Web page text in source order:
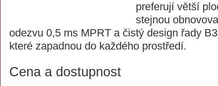
preferují větší
stejnou
odezvu 0,5 ms MPRT a čistý design řady
které zapadnou do každého prostředí.
Cena a dostupnost